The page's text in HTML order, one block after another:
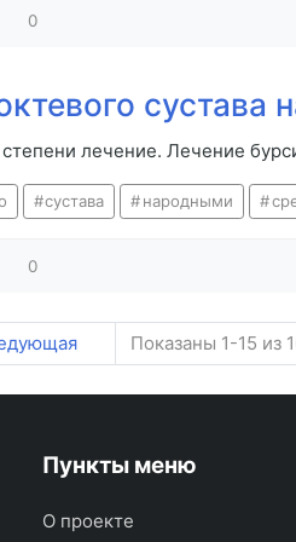
0
лечение. Лечение
сустава народными
0
Показаны 1-15 из
Пункты меню
О проекте